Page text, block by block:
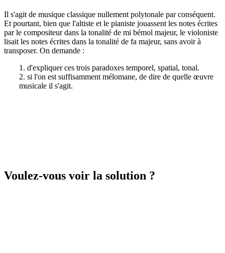
Il s'agit de musique classique nullement polytonale par conséquent.
Et pourtant, bien que l'altiste et le pianiste jouassent les notes écrites
par le compositeur dans la tonalité de mi bémol majeur, le violoniste
lisait les notes écrites dans la tonalité de fa majeur, sans avoir à
transposer. On demande :
1. d'expliquer ces trois paradoxes temporel, spatial, tonal.
2. si l'on est suffisamment mélomane, de dire de quelle œuvre
musicale il s'agit.
Voulez-vous voir la solution ?